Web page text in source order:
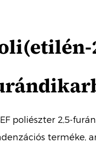
poliészter 2,5-
terméke,